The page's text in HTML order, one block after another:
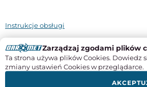
Instrukcje obsługi
SPECYFIKACJA PRODUKTU
Rozmiar chwytu
BT 50
Zarządzaj zgodami plików
Ta strona używa plików Cookies.
zmiany ustawień Cookies w przeglądarce.